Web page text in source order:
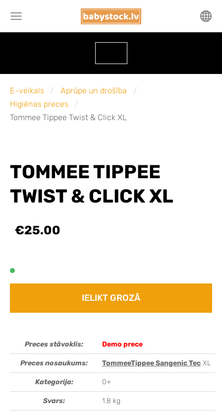
E-veikals
Aprūpe un drošība
Higiēnas preces
Tommee Tippee Twist & Click XL
TOMMEE TIPPEE
TWIST & CLICK XL
€25.00
IELIKT GROZĀ
Preces stāvoklis: Demo prece
Preces nosaukums: TommeeTippee Sangenic TecXL
Kategorija: 0+
Svars: 1.8 kg